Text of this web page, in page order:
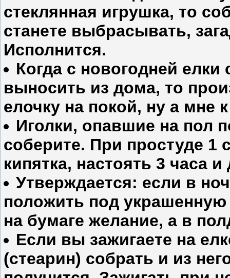
стеклянная игрушка, то
станете выбрасывать,
Исполнится.
Когда с новогодней
выносить из дома, то
елочку на покой, ну а мне
Иголки, опавшие на пол
соберите. При простуде 1
кипятка, настоять 3 часа
Утверждается: если в
положить под
на бумаге желание, а в
Если вы зажигаете на
(стеарин) собрать и из